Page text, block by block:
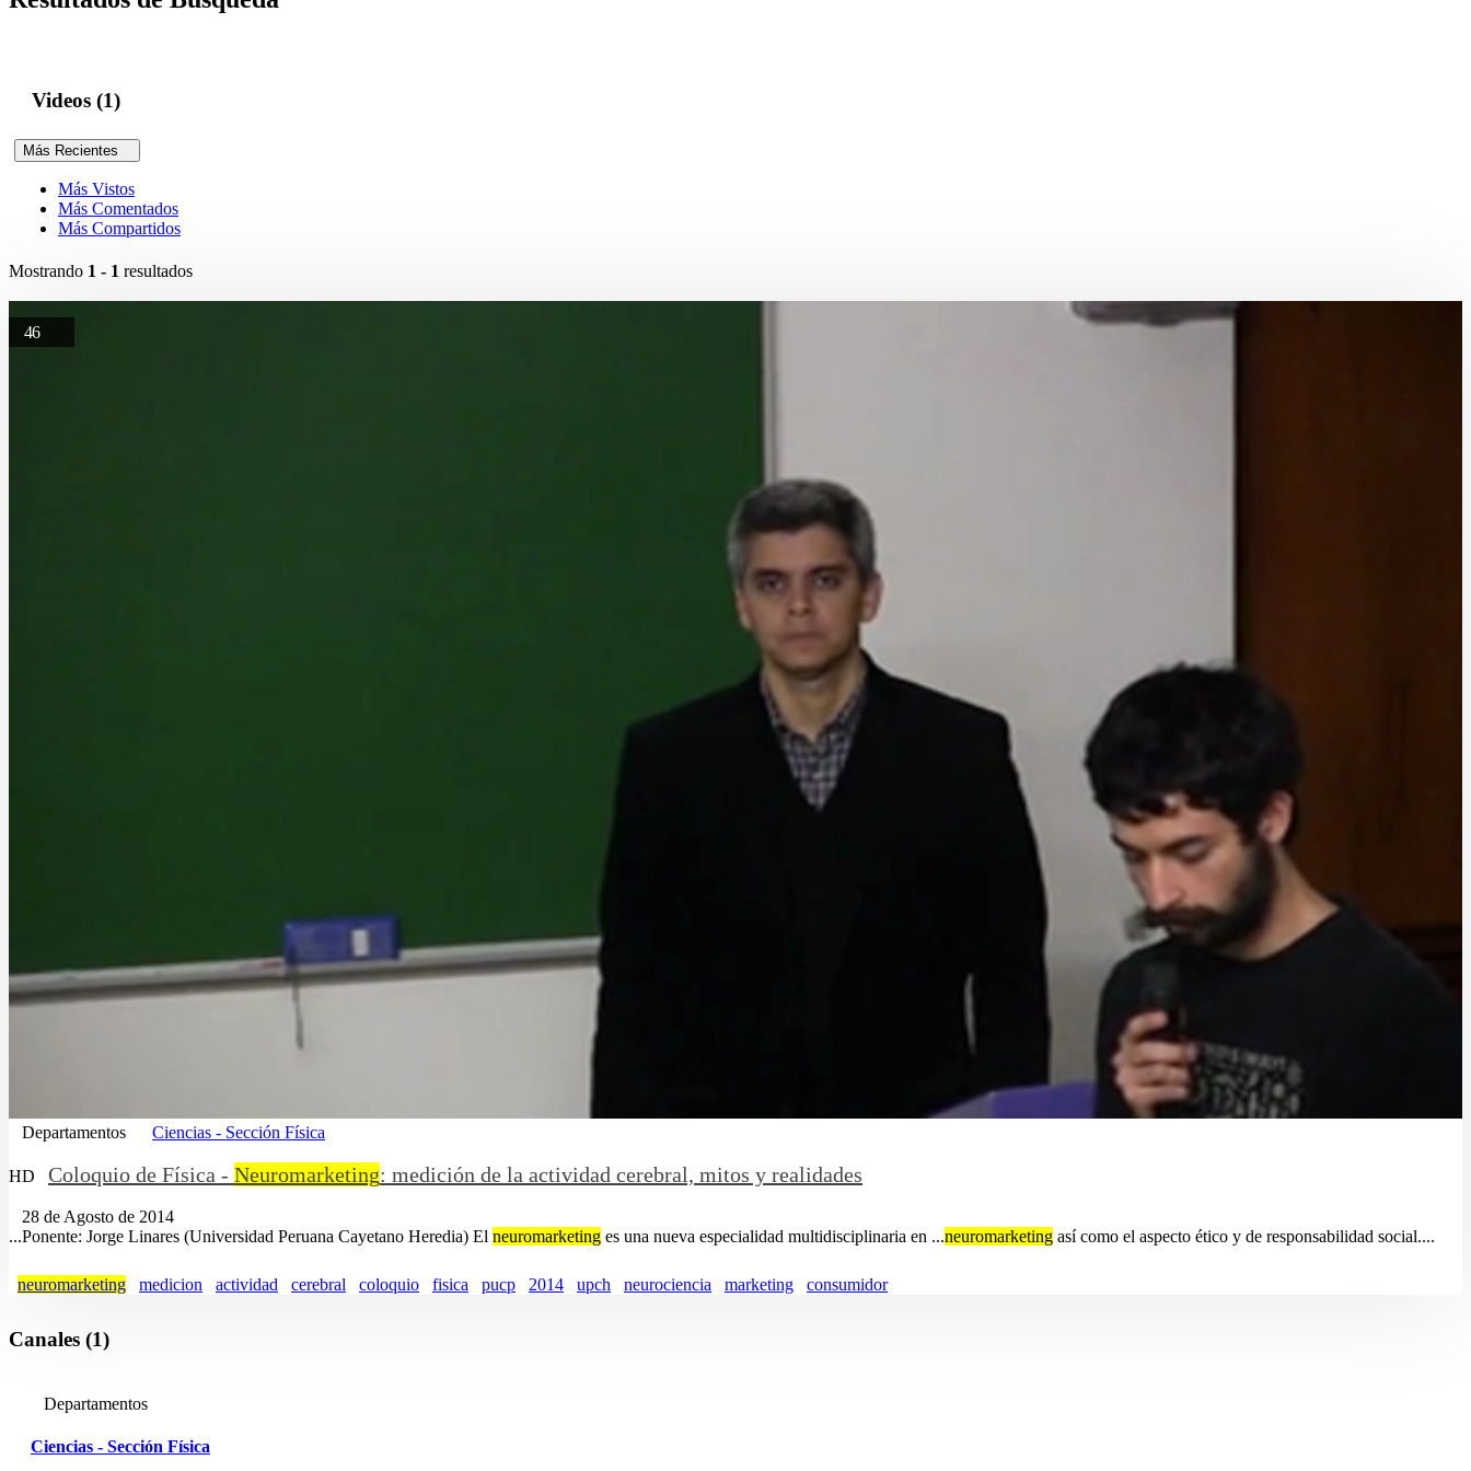
Videos (1)
Más Recientes
Más Vistos
Más Comentados
Más Compartidos
Mostrando 1 - 1 resultados
46
Departamentos Ciencias - Sección Física
HD Coloquio de Física - Neuromarketing: medición de la actividad cerebral, mitos y realidades
28 de Agosto de 2014
...Ponente: Jorge Linares (Universidad Peruana Cayetano Heredia) El neuromarketing es una nueva especialidad multidisciplinaria en ...neuromarketing así como el aspecto ético y de responsabilidad social....
neuromarketing medicion actividad cerebral coloquio fisica pucp 2014 upch neurociencia marketing consumidor
Canales (1)
Departamentos
Ciencias - Sección Física